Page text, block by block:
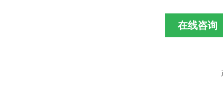
在线咨询